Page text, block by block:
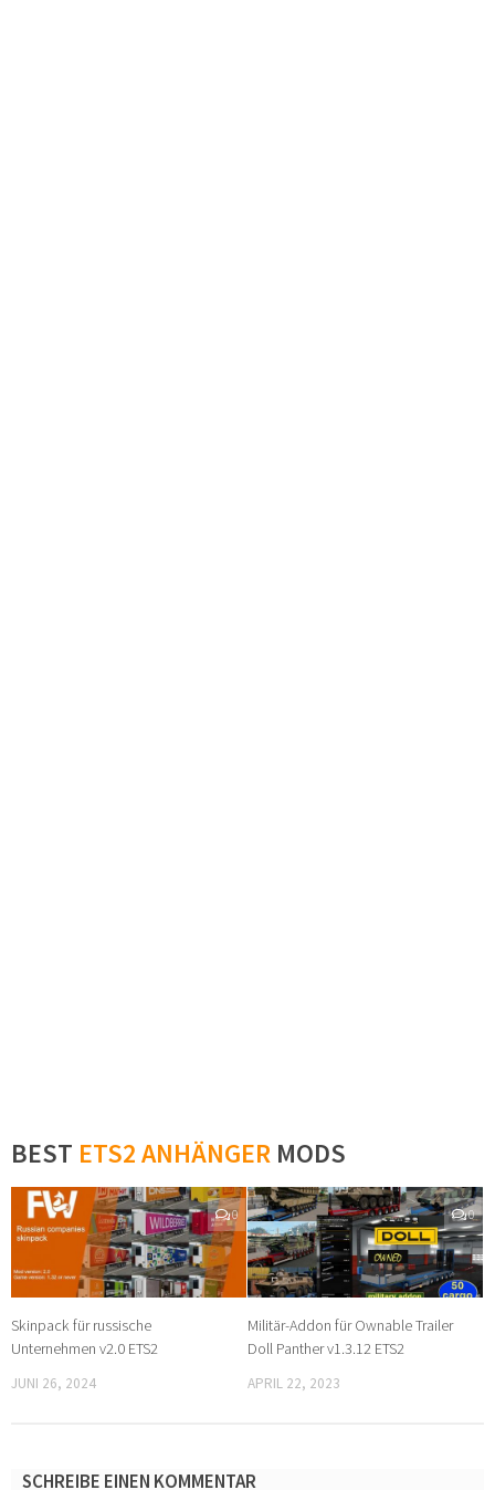
BEST ETS2 ANHÄNGER MODS
0
Skinpack für russische
Unternehmen v2.0 ETS2
JUNI 26, 2024
0
Militär-Addon für Ownable Trailer
Doll Panther v1.3.12 ETS2
APRIL 22, 2023
SCHREIBE EINEN KOMMENTAR